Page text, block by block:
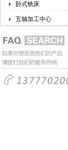
卧式铣床
五轴加工中心